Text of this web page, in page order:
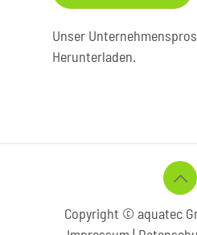
Unser
Herunterladen.
Copyright © aquatec